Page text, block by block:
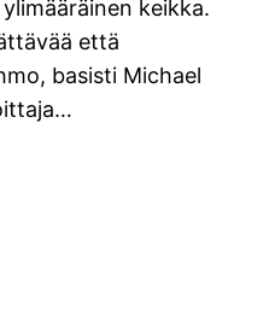
keikka.
että
basisti Michael